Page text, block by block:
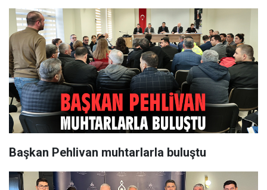
Başkan Pehlivan muhtarlarla buluştu